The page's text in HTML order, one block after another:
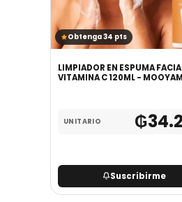
Obtenga 34 pts
LIMPIADOR EN ESPUMA
VITAMINA C 120ML - MOOYAM
UNITARIO ₲
Suscribirme